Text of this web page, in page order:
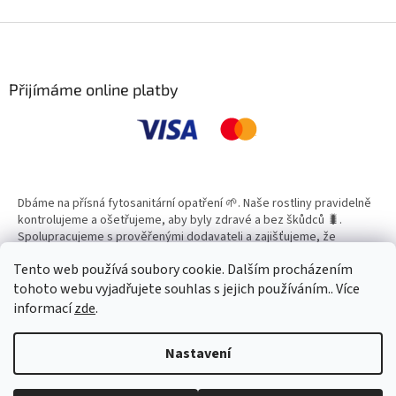
Tento web používá soubory cookie. Dalším procházením
tohoto webu vyjadřujete souhlas s jejich používáním.. Více
informacízde.
Nastavení
l
p
r
y
v
ý
p
i
s
u
Přijímáme online platby
Dbáme na přísná fytosanitární opatření 🌱. Naše rostliny pravidelně
kontrolujeme a ošetřujeme, aby byly zdravé a bez škůdců 🐛.
Spolupracujeme s prověřenými dodavateli a zajišťujeme, že